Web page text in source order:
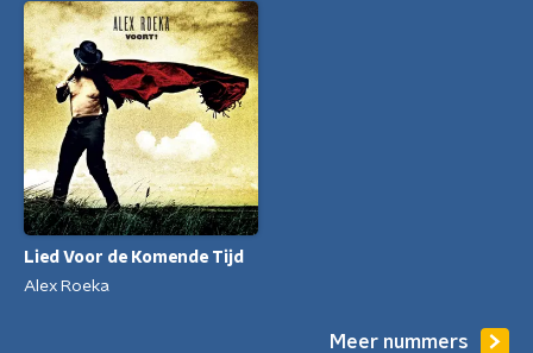
Lied Voor de Komende Tijd
Alex Roeka
Meer nummers